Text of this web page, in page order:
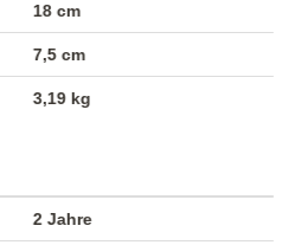
18 cm
7,5 cm
3,19 kg
2 Jahre